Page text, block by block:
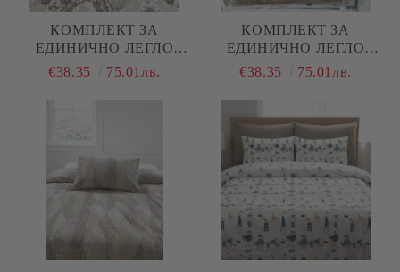
КОМПЛЕКТ ЗА
ЕДИНИЧНО ЛЕГЛО
"ЧЕРНО И БЯЛО
€38.35 75.01лв.
КОМПЛЕКТ ЗА
ЕДИНИЧНО ЛЕГЛО
"СТРЕЛКИ СИВ"
€38.35 75.01лв.